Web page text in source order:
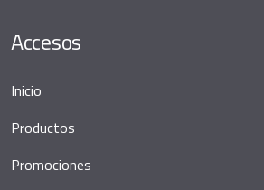
Accesos
Inicio
Productos
Promociones